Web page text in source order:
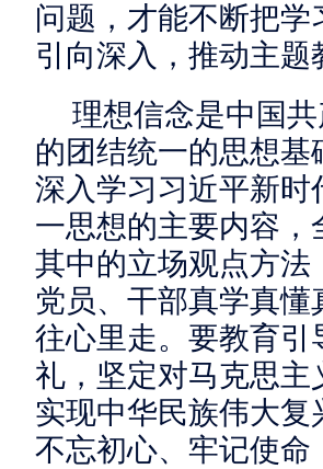
问题，才能不断把
引向深入，推动主
理想信念是中国
的团结统一的思想
深入学习习近平新
一思想的主要内容
其中的立场观点方
党员、干部真学真
往心里走。要教育
礼，坚定对马克思
实现中华民族伟大
不忘初心、牢记使